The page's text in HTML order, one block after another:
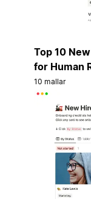
Top 10
for Human
10 mallar